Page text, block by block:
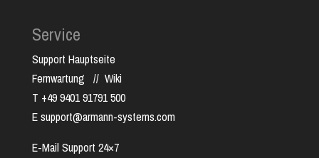
Service
Support Hauptseite
Fernwartung // Wiki
T +49 9401 91791 500
E support@armann-systems.com
E-Mail Support 24×7